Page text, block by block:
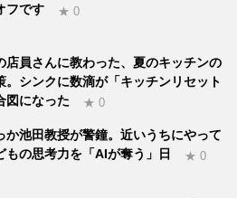
フです
★ 0
店員さんに教わった、夏のキッチンの
。シンクに数滴が「キッチンリセット
図になった
★ 0
か池田教授が警鐘。近いうちにやって
もの思考力を「AIが奪う」日
★ 0